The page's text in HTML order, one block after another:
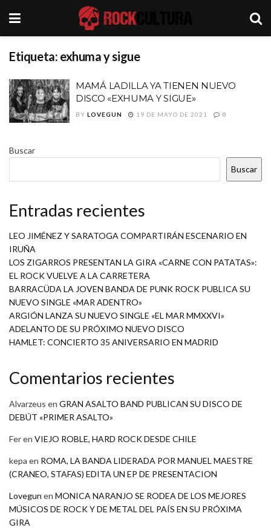
Etiqueta: exhuma y sigue
MAMÁ LADILLA YA TIENEN NUEVO
DISCO «EXHUMA Y SIGUE»
BY LOVEGUN 19 DE MAYO DE 2021 0
Buscar
Buscar
Entradas recientes
LEO JIMÉNEZ Y SARATOGA COMPARTIRÁN ESCENARIO EN
IRUÑA
LOS ZIGARROS PRESENTAN LA GIRA «CARNE CON PATATAS»:
EL ROCK VUELVE A LA CARRETERA
BARRACÜDA LA JOVEN BANDA DE PUNK ROCK PUBLICA SU
NUEVO SINGLE «MAR ADENTRO»
ARGIÓN LANZA SU NUEVO SINGLE «EL MAR MMXXVI»
ADELANTO DE SU PRÓXIMO NUEVO DISCO
HAMLET: CONCIERTO 35 ANIVERSARIO EN MADRID
Comentarios recientes
Alvarzeus en GRAN ASALTO BAND PUBLICAN SU DISCO DE
DEBÚT «PRIMER ASALTO»
Feren VIEJO ROBLE, HARD ROCK DESDE CHILE
kepa en ROMA, LA BANDA LIDERADA POR MANUEL MAESTRE
(CRANEO, STAFAS) EDITA UN EP DE PRESENTACION
Lovegun en MONICA NARANJO SE RODEA DE LOS MEJORES
MÚSICOS DE ROCK Y DE METAL DEL PAÍS EN SU PRÓXIMA
GIRA